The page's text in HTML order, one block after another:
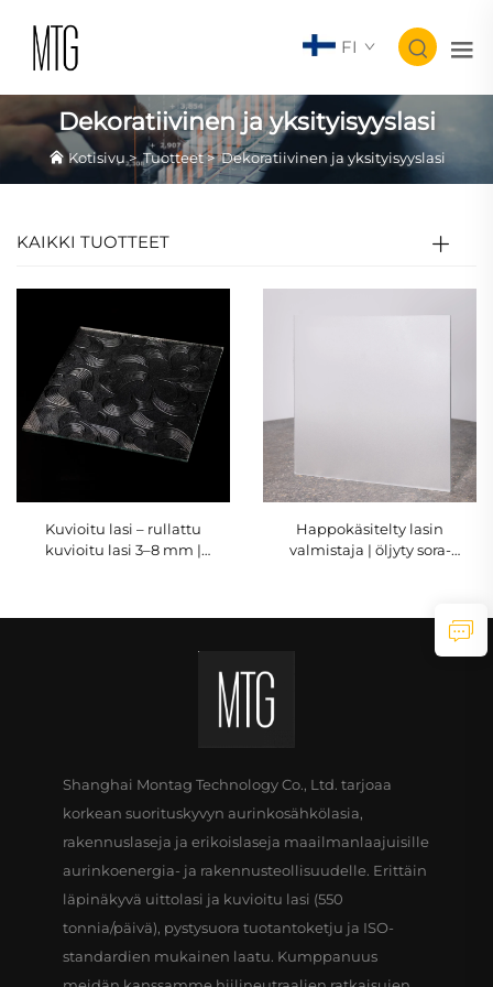
FI
Dekoratiivinen ja yksityisyyslasi
Kotisivu>Tuotteet>Dekoratiivinen ja yksityisyyslasi
KAIKKI TUOTTEET
Kuvioitu lasi – rullattu
kuvioitu lasi 3–8 mm |
Happokäsitelty lasin
valmistaja | öljyty sora-
Shanghai Montag Technology Co., Ltd. tarjoaa
korkean suorituskyvyn aurinkosähkölasia,
rakennuslaseja ja erikoislaseja maailmanlaajuisille
aurinkoenergia- ja rakennusteollisuudelle. Erittäin
läpinäkyvä uittolasi ja kuvioitu lasi (550
tonnia/päivä), pystysuora tuotantoketju ja ISO-
standardien mukainen laatu. Kumppanuus